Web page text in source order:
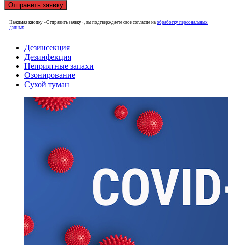
Отправить заявку
Нажимая кнопку «Отправить заявку», вы подтверждаете свое согласие на обработку персональных
данных.
Дезинсекция
Дезинфекция
Неприятные запахи
Озонирование
Сухой туман